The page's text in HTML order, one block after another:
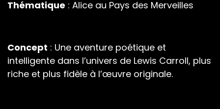
Thématique : Alice au Pays des Merveilles
Concept : Une aventure poétique et
intelligente dans l’univers de Lewis Carroll, plus
riche et plus fidèle à l’œuvre originale.